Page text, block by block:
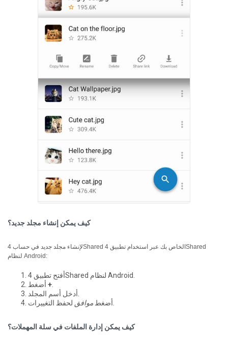
كيف يمكن إنشاء مجلد جديد؟
لإنشاء مجلد جديد في حساب 4Shared الخاص بك عبر استخدام تطبيق 4Shared
لنظام Android:
أفتح تطبيق 4Shared لنظام Android.
+.
أدخل أسم المجلد.
أضغط موافق لحفظ التغييرات.
كيف يمكن إدارة الملفات في سلة المهملات؟